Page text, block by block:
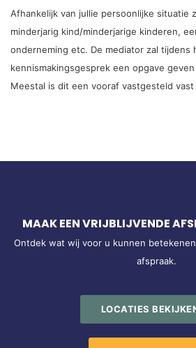
Afhankelijk van jullie persoonlijke situatie
minderjarig kind/minderjarige kinderen,
onderneming etc. De mediator zal tijdens
kennismakingsgesprek een opgave
Meestal is dit een vooraf vastgesteld
MAAK EEN VRIJBLIJVENDE
Ontdek wat wij voor u kunnen
afspraak.
LOCATIES